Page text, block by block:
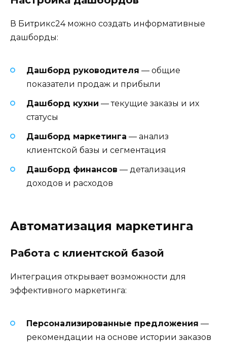
В Битрикс24 можно создать информативные
дашборды:
Дашборд руководителя — общие
показатели продаж и прибыли
Дашборд кухни — текущие заказы и их
статусы
Дашборд маркетинга — анализ
клиентской базы и сегментация
Дашборд финансов — детализация
доходов и расходов
Автоматизация маркетинга
Работа с клиентской базой
Интеграция открывает возможности для
эффективного маркетинга:
Персонализированные предложения —
рекомендации на основе истории заказов